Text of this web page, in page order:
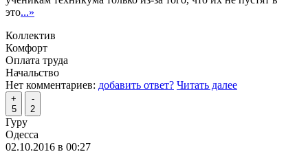
это...»
Коллектив
Комфорт
Оплата труда
Начальство
Нет комментариев: добавить ответ? Читать далее
+
5
-
2
Гуру
Одесса
02.10.2016 в 00:27